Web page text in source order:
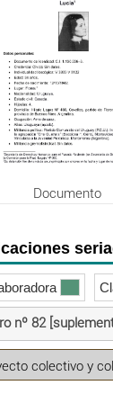
Documento
nº 82
colectivo y